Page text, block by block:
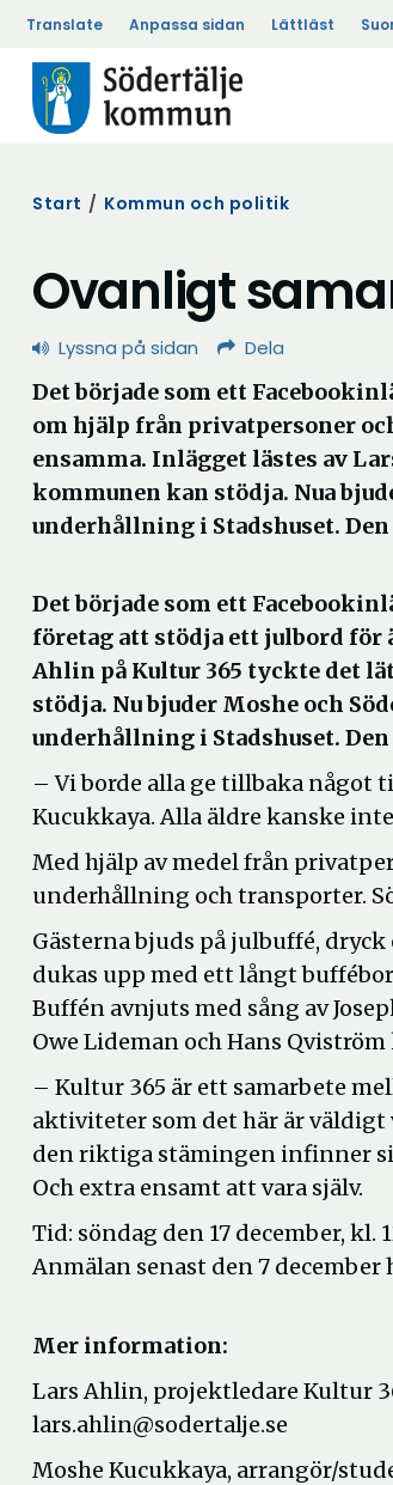
Translate Anpassa sidan Lättläst
Start / Kommun och politik
Ovanligt
Lyssna på sidan Dela
Det började som ett
om hjälp från privatpersoner
ensamma. Inlägget lästes av
kommunen kan stödja. Nua
underhållning i Stadshuset.
Det började som ett
företag att stödja ett julbord för
Ahlin på Kultur 365 tyckte det
stödja. Nu bjuder Moshe och
underhållning i Stadshuset.
– Vi borde alla ge tillbaka något
Kucukkaya. Alla äldre kanske
Med hjälp av medel från
underhållning och transporter.
Gästerna bjuds på julbuffé,
dukas upp med ett långt
Buffén avnjuts med sång av
Owe Lideman och Hans
– Kultur 365 är ett samarbete
aktiviteter som det här är väldigt
den riktiga stämingen infinner
Och extra ensamt att vara själv.
Tid: söndag den 17 december, kl.
Anmälan senast den 7 december
Mer information:
Lars Ahlin, projektledare Kultur
lars.ahlin@sodertalje.se
Moshe Kucukkaya, arrangör/